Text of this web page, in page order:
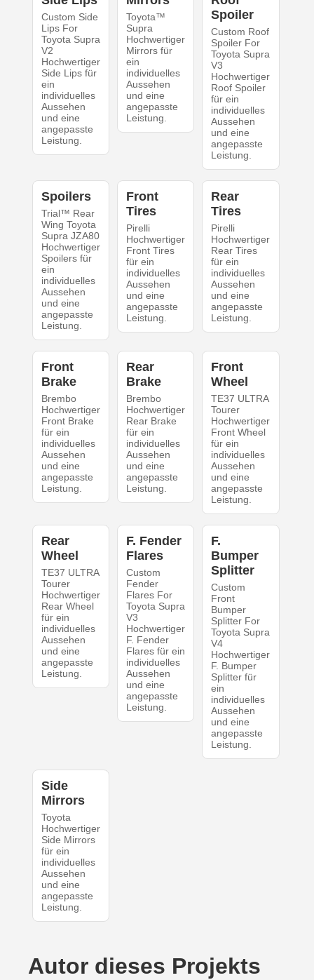
Custom Side
Lips For
Toyota Supra
V2
Hochwertiger
Side Lips für
ein
individuelles
Aussehen
und eine
angepasste
Leistung.
Toyota™
Supra
Hochwertiger
Mirrors für
ein
individuelles
Aussehen
und eine
angepasste
Leistung.
Spoiler
Custom Roof
Spoiler For
Toyota Supra
V3
Hochwertiger
Roof Spoiler
für ein
individuelles
Aussehen
und eine
angepasste
Leistung.
Spoilers
Trial™ Rear
Wing Toyota
Supra JZA80
Hochwertiger
Spoilers für
ein
individuelles
Aussehen
und eine
angepasste
Leistung.
Front
Tires
Pirelli
Hochwertiger
Front Tires
für ein
individuelles
Aussehen
und eine
angepasste
Leistung.
Rear
Tires
Pirelli
Hochwertiger
Rear Tires
für ein
individuelles
Aussehen
und eine
angepasste
Leistung.
Front
Brake
Brembo
Hochwertiger
Front Brake
für ein
individuelles
Aussehen
und eine
angepasste
Leistung.
Rear
Brake
Brembo
Hochwertiger
Rear Brake
für ein
individuelles
Aussehen
und eine
angepasste
Leistung.
Front
Wheel
TE37 ULTRA
Tourer
Hochwertiger
Front Wheel
für ein
individuelles
Aussehen
und eine
angepasste
Leistung.
Rear
Wheel
TE37 ULTRA
Tourer
Hochwertiger
Rear Wheel
für ein
individuelles
Aussehen
und eine
angepasste
Leistung.
F. Fender
Flares
Custom
Fender
Flares For
Toyota Supra
V3
Hochwertiger
F. Fender
Flares für ein
individuelles
Aussehen
und eine
angepasste
Leistung.
F.
Bumper
Splitter
Custom
Front
Bumper
Splitter For
Toyota Supra
V4
Hochwertiger
F. Bumper
Splitter für
ein
individuelles
Aussehen
und eine
angepasste
Leistung.
Side
Mirrors
Toyota
Hochwertiger
Side Mirrors
für ein
individuelles
Aussehen
und eine
angepasste
Leistung.
Autor dieses Projekts